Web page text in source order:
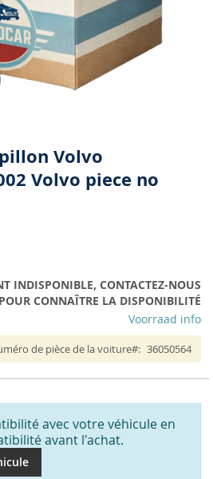
Volvo
Volvo piece no
INDISPONIBLE, CONTACTEZ-NOUS
POUR CONNAÎTRE LA DISPONIBILITÉ
Voorraad info
de pièce de la voiture 36050564
avec votre véhicule en
avant l'achat.